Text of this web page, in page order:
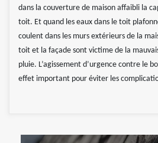
dans la couverture de maison affaibli la
toit. Et quand les eaux dans le toit
coulent dans les murs extérieurs de la
toit et la façade sont victime de la
pluie. L’agissement d’urgence contre le
effet important pour éviter les